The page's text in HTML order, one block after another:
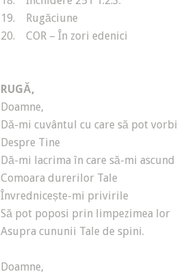
19. Rugăciune
20. COR – În zori edenici
RUGĂ‚
Doamne,
Dă-mi cuvântul cu care să pot vorbi
Despre Tine
Dă-mi lacrima în care să-mi ascund
Comoara durerilor Tale
Învrednicește-mi privirile
Să pot poposi prin limpezimea lor
Asupra cununii Tale de spini.
Doamne,